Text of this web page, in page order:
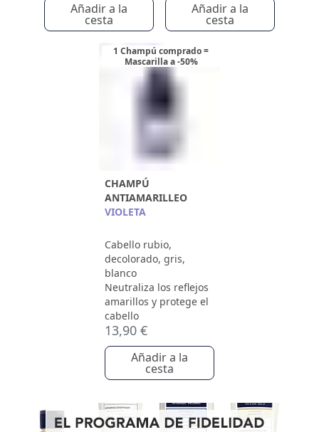
Añadir a la
cesta
Añadir a la
cesta
1 Champú comprado =
Mascarilla a -50%
CHAMPÚ
ANTIAMARILLEO
VIOLETA
Cabello rubio,
decolorado, gris,
blanco
Neutraliza los reflejos
amarillos y protege el
cabello
13,90 €
Añadir a la
cesta